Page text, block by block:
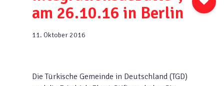
am 26.10.16 in Berlin
11. Oktober 2016
Die Türkische Gemeinde in Deutschland (TGD)